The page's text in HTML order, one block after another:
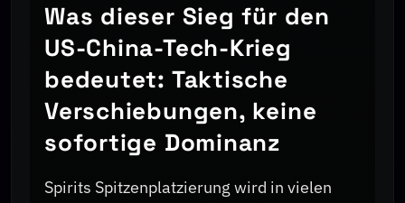
Was dieser Sieg für den
US-China-Tech-Krieg
bedeutet: Taktische
Verschiebungen, keine
sofortige Dominanz
Spirits Spitzenplatzierung wird in vielen